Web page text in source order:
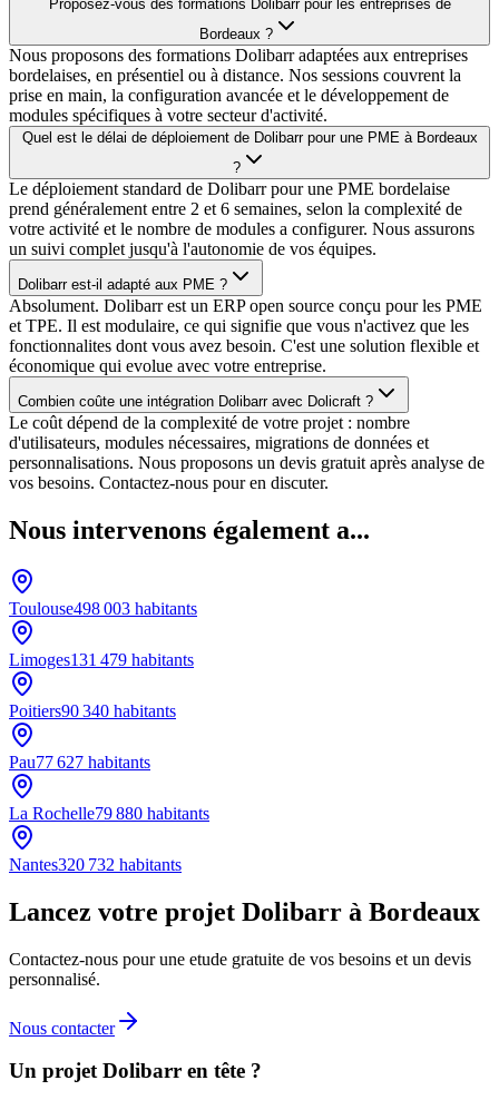
Proposez-vous des formations Dolibarr pour les entreprises de
Bordeaux ?
Nous proposons des formations Dolibarr adaptées aux entreprises
bordelaises, en présentiel ou à distance. Nos sessions couvrent la
prise en main, la configuration avancée et le développement de
modules spécifiques à votre secteur d'activité.
Quel est le délai de déploiement de Dolibarr pour une PME à Bordeaux
?
Le déploiement standard de Dolibarr pour une PME bordelaise
prend généralement entre 2 et 6 semaines, selon la complexité de
votre activité et le nombre de modules a configurer. Nous assurons
un suivi complet jusqu'à l'autonomie de vos équipes.
Dolibarr est-il adapté aux PME ?
Absolument. Dolibarr est un ERP open source conçu pour les PME
et TPE. Il est modulaire, ce qui signifie que vous n'activez que les
fonctionnalites dont vous avez besoin. C'est une solution flexible et
économique qui evolue avec votre entreprise.
Combien coûte une intégration Dolibarr avec Dolicraft ?
Le coût dépend de la complexité de votre projet : nombre
d'utilisateurs, modules nécessaires, migrations de données et
personnalisations. Nous proposons un devis gratuit après analyse de
vos besoins. Contactez-nous pour en discuter.
Nous intervenons également a...
Toulouse498 003 habitants
Limoges131 479 habitants
Poitiers90 340 habitants
Pau77 627 habitants
La Rochelle79 880 habitants
Nantes320 732 habitants
Lancez votre projet Dolibarr à Bordeaux
Contactez-nous pour une etude gratuite de vos besoins et un devis
personnalisé.
Nous contacter
Un projet Dolibarr en tête ?